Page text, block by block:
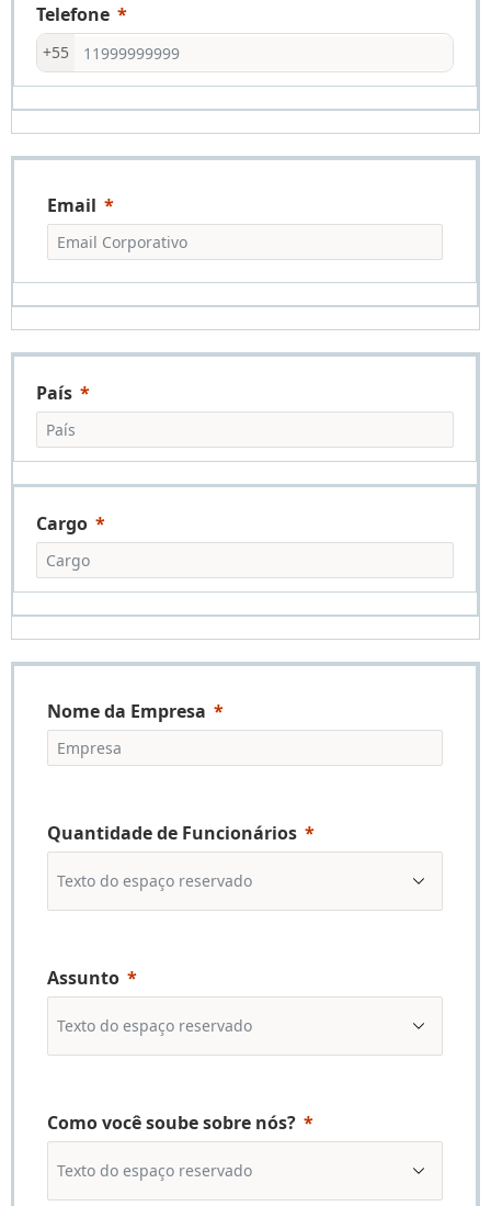
Telefone
+55
Email
País
Cargo
Nome da Empresa
Quantidade de Funcionários
Assunto
Como você soube sobre nós?